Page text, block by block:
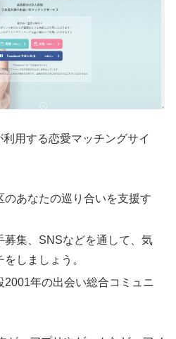
用する恋愛マッチングサイ
のあなたの巡り合いを支援す
募集、SNSなどを通して、気
しましょう。
2001年の出会い総合コミュニ